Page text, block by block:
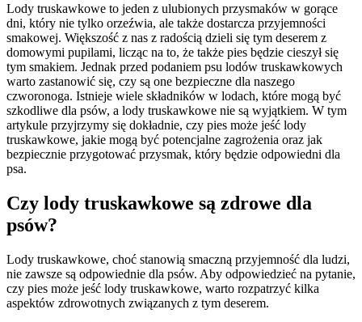
Lody truskawkowe to jeden z ulubionych przysmaków w gorące
dni, który nie tylko orzeźwia, ale także dostarcza przyjemności
smakowej. Większość z nas z radością dzieli się tym deserem z
domowymi pupilami, licząc na to, że także pies będzie cieszył się
tym smakiem. Jednak przed podaniem psu lodów truskawkowych
warto zastanowić się, czy są one bezpieczne dla naszego
czworonoga. Istnieje wiele składników w lodach, które mogą być
szkodliwe dla psów, a lody truskawkowe nie są wyjątkiem. W tym
artykule przyjrzymy się dokładnie, czy pies może jeść lody
truskawkowe, jakie mogą być potencjalne zagrożenia oraz jak
bezpiecznie przygotować przysmak, który będzie odpowiedni dla
psa.
Czy lody truskawkowe są zdrowe dla
psów?
Lody truskawkowe, choć stanowią smaczną przyjemność dla ludzi,
nie zawsze są odpowiednie dla psów. Aby odpowiedzieć na pytanie,
czy pies może jeść lody truskawkowe, warto rozpatrzyć kilka
aspektów zdrowotnych związanych z tym deserem.